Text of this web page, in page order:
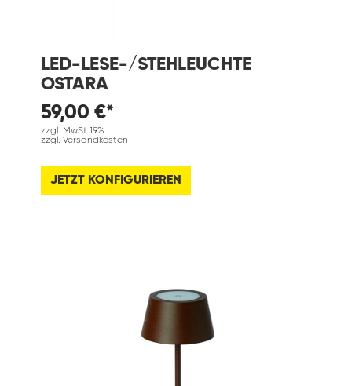
LED-LESE-/STEHLEUCHTE
OSTARA
59,00 €*
zzgl. MwSt 19%
zzgl. Versandkosten
JETZT KONFIGURIEREN